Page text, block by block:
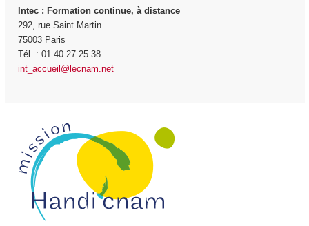
Intec: Formation continue, à distance
292, rue Saint Martin
75003 Paris
Tél. : 01 40 27 25 38
int_accueil@lecnam.net